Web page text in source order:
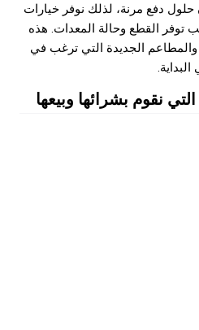
دفع مرنة، لذلك نوفر خيارات
توفر القطع وحالة المعدات. هذه
والمطاعم الجديدة التي ترغب في
نقوم بشرائها وبيعها